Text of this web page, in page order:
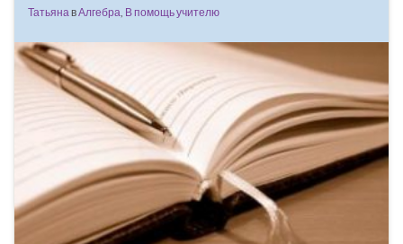
Татьяна вАлгебра В помощь учителю